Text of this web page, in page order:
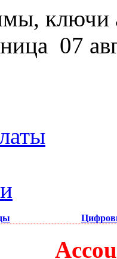
ключи
07